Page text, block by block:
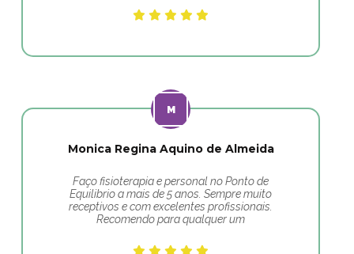
Monica Regina Aquino de Almeida
Faço fisioterapia e personal no Ponto de
Equilibrio a mais de 5 anos. Sempre muito
receptivos e com excelentes profissionais.
Recomendo para qualquer um